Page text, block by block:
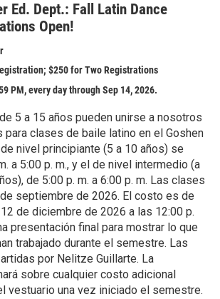
Ed. Dept.: Fall Latin Dance
Open!
$250 for Two Registrations
PM, every day through Sep 14, 2026.
5 a 15 años pueden unirse a nosotros
clases de baile latino en el Goshen
nivel principiante (5 a 10 años) se
a 5:00 p. m., y el de nivel intermedio (a
de 5:00 p. m. a 6:00 p. m. Las clases
septiembre de 2026. El costo es de
de diciembre de 2026 a las 12:00 p.
presentación final para mostrar lo que
trabajado durante el semestre. Las
por Nelitze Guillarte. La
sobre cualquier costo adicional
vestuario una vez iniciado el semestre.